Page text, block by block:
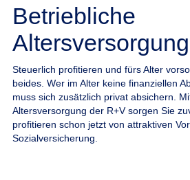
Betriebliche
Altersversorgung
Steuerlich profitieren und fürs Alter
beides. Wer im Alter keine finanziellen
muss sich zusätzlich privat absichern.
Altersversorgung der R+V sorgen Sie
profitieren schon jetzt von attraktiven
Sozialversicherung.